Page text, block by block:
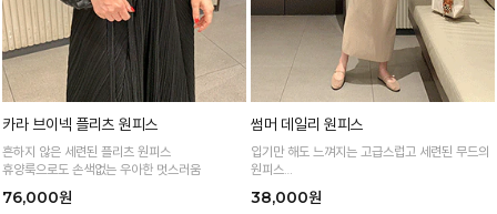
카라 브이넥 플리츠 원피스
흔하지 않은 세련된 플리츠 원피스
휴양룩으로도 손색없는 우아한 멋스러움
76,000원
썸머 데일리 원피스
입기만 해도 느껴지는 고급스럽고 세련된 무드의
원피스
롱한 기장감과 트임 포인트로 바디라인은 길어보
이게!
38,000원